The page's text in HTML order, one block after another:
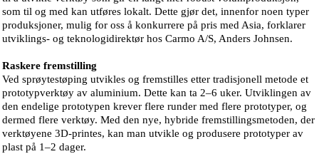
som til og med kan utføres lokalt. Dette gjør det, innenfor noen typer
produksjoner, mulig for oss å konkurrere på pris med Asia, forklarer
utviklings- og teknologidirektør hos Carmo A/S, Anders Johnsen.
Raskere fremstilling
Ved sprøytestøping utvikles og fremstilles etter tradisjonell metode et
prototypverktøy av aluminium. Dette kan ta 2–6 uker. Utviklingen av
den endelige prototypen krever flere runder med flere prototyper, og
dermed flere verktøy. Med den nye, hybride fremstillingsmetoden, der
verktøyene 3D-printes, kan man utvikle og produsere prototyper av
plast på 1–2 dager.